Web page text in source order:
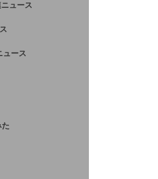
ュース
ュース